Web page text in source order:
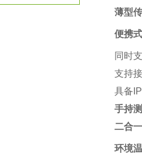
薄型
便携
同时
支持
具备
手持
二合
环境